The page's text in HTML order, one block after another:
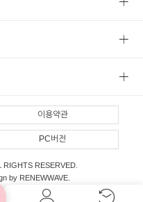
이용약관
PC버전
RESERVED.
by RENEWWAVE.